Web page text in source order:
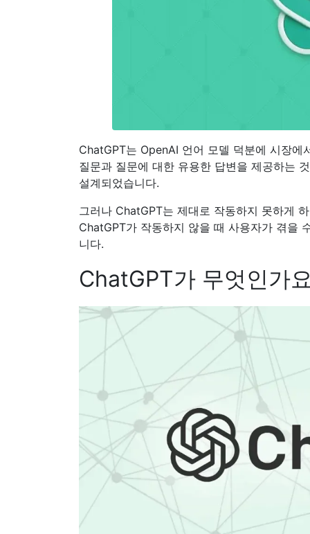
ChatGPT는 OpenAI 언어 모델 덕분에 시장
질문과 질문에 대한 유용한 답변을 제공하는
설계되었습니다.
그러나 ChatGPT는 제대로 작동하지 못하게
ChatGPT가 작동하지 않을 때 사용자가 겪을
니다.
ChatGPT가 무엇인가